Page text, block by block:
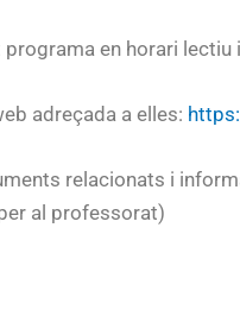
en horari
adreçada a elles:
relacionats i
al professorat)